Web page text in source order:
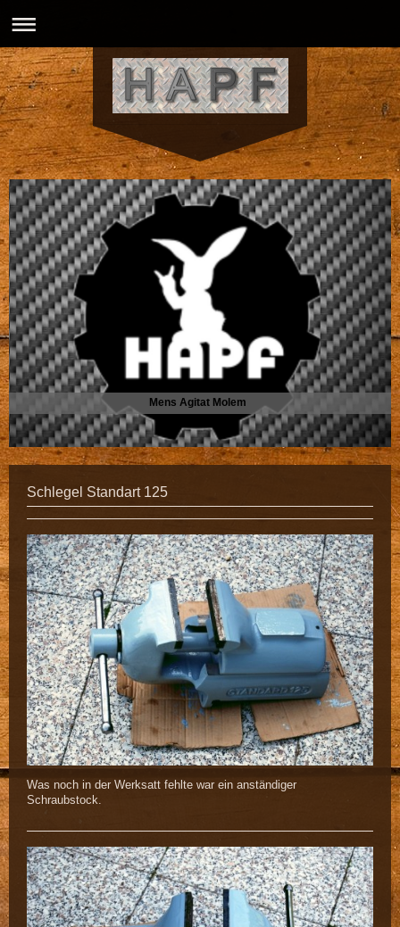
Mens Agitat Molem
Schlegel Standart 125
Was noch in der Werksatt fehlte war ein anständiger
Schraubstock.